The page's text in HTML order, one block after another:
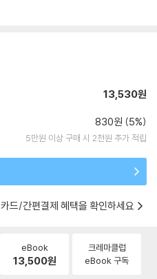
13,530원
830원 (5%)
5만원 이상 구매 시 2천원 추가 적립
카드/간편결제 혜택을 확인하세요
eBook
13,500원
크레마클럽
eBook 구독